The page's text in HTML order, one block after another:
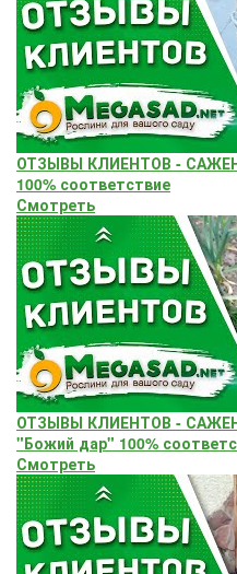
ОТЗЫВЫ КЛИЕНТОВ -
100% соответствие
Смотреть
ОТЗЫВЫ КЛИЕНТОВ -
"Божий дар" ​100%
Смотреть